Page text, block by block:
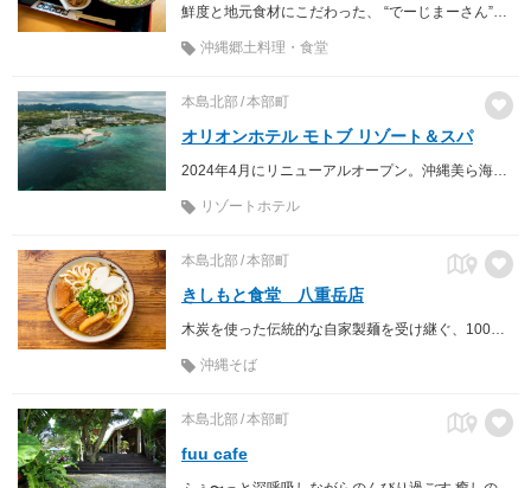
鮮度と地元食材にこだわった、 “でーじまーさん”なメニューが勢揃い。
沖縄郷土料理・食堂
本島北部 本部町
オリオンホテル モトブ リゾート＆スパ
2024年4月にリニューアルオープン。沖縄美ら海水族館徒歩7分・エメラルドビーチ(海洋博公園)徒歩2分・備瀬のフクギ並木徒歩3分の立地にあるリゾートホテル。北部観光の拠点に最適です。
リゾートホテル
本島北部 本部町
きしもと食堂 八重岳店
木炭を使った伝統的な自家製麺を受け継ぐ、100年余の歴史の味。
沖縄そば
本島北部 本部町
fuu cafe